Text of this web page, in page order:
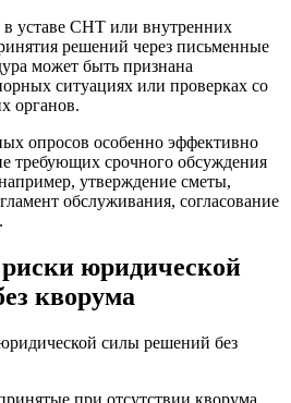
в уставе СНТ или внутренних
решений через письменные
может быть признана
ситуациях или проверках со
органов.
опросов особенно эффективно
требующих срочного обсуждения
утверждение сметы,
обслуживания, согласование
юридической
кворума
при отсутствии кворума,